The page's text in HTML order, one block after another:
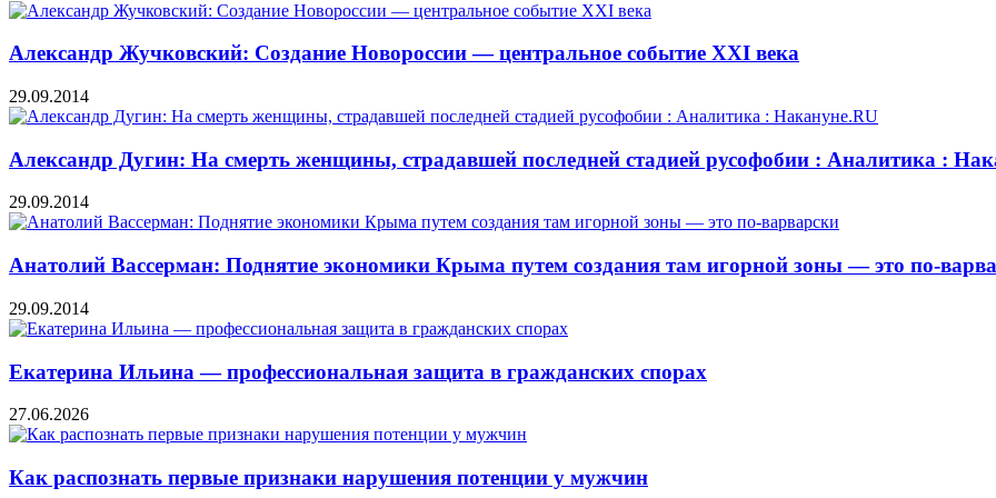
Александр Жучковский: Создание Новороссии — центральное событие XXI века
29.09.2014
Александр Дугин: На смерть женщины, страдавшей последней стадией русофобии : Аналитика :
29.09.2014
Анатолий Вассерман: Поднятие экономики Крыма путем создания там игорной зоны — это по-
29.09.2014
Екатерина Ильина — профессиональная защита в гражданских спорах
27.06.2026
Как распознать первые признаки нарушения потенции у мужчин